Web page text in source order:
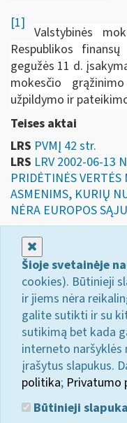
[1]
Valstybinės
Respublikos
gegužės 11 d.
mokesčio
užpildymo ir
Teises aktai
LRS PVMĮ 42 str.
LRS LRV 2002-06-13
PRIDĖTINĖS
ASMENIMS, KURIŲ
NĖRA EUROPOS
Šioje svetainėje
cookies). Būtinieji
ir jiems nėra
galite sutikti ir su
sutikimą bet kada
interneto
įrašytus slapukus.
politika; Privatumo
Būtinieji